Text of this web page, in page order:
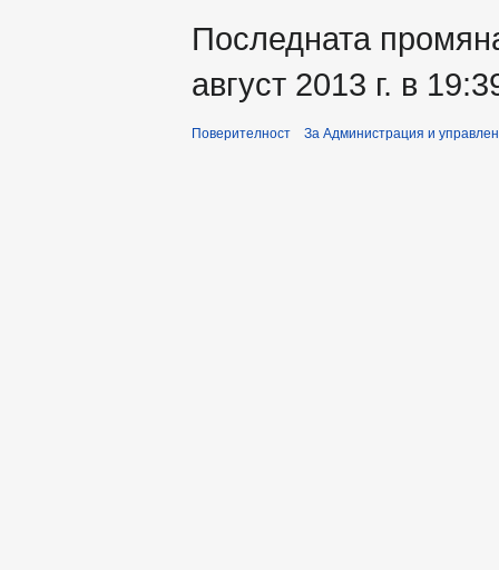
Последната
август 2013 г. в
Поверителност За Администрация и